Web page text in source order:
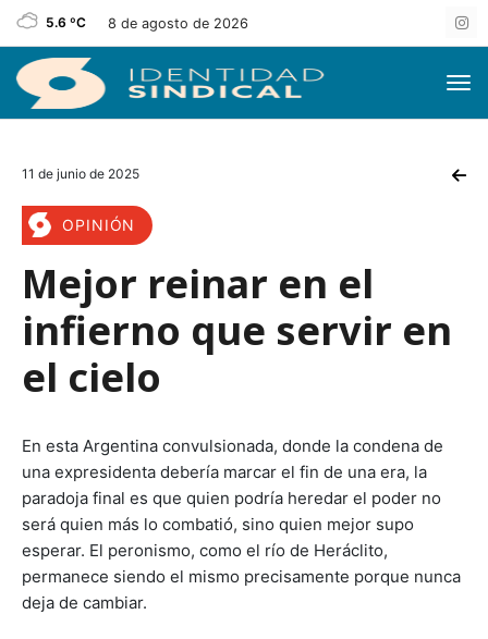
5.6 ºC 8 de agosto de 2026
11 de junio de 2025
OPINIÓN
Mejor reinar en el
infierno que servir en
el cielo
En esta Argentina convulsionada, donde la condena de
una expresidenta debería marcar el fin de una era, la
paradoja final es que quien podría heredar el poder no
será quien más lo combatió, sino quien mejor supo
esperar. El peronismo, como el río de Heráclito,
permanece siendo el mismo precisamente porque nunca
deja de cambiar.